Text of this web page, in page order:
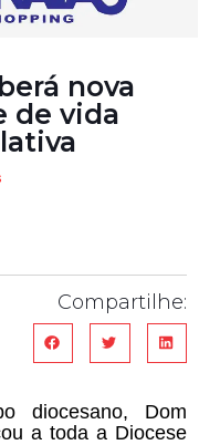
nova
de vida
Compartilhe:
diocesano, Dom
a toda a Diocese